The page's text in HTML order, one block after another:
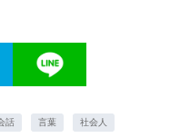
話 言葉 社会人